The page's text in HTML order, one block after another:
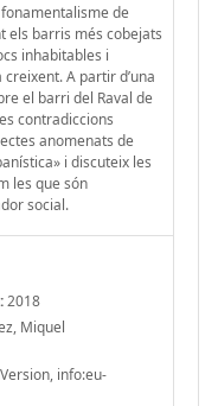
de
els barris més cobejats
inhabitables i
A partir d’una
el barri del Raval de
contradiccions
anomenats de
i discuteix les
les que són
social.
2018
Miquel
info:eu-